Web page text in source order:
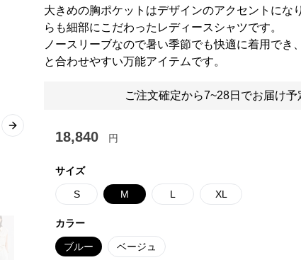
Next slide
大きめの胸ポケットはデザインのアクセントにな
らも細部にこだわったレディースシャツです。
ノースリーブなので暑い季節でも快適に着用でき
と合わせやすい万能アイテムです。
ご注文確定から7~28日でお届け予
18,840 円
サイズ
S M L XL
カラー
ブルー ベージュ